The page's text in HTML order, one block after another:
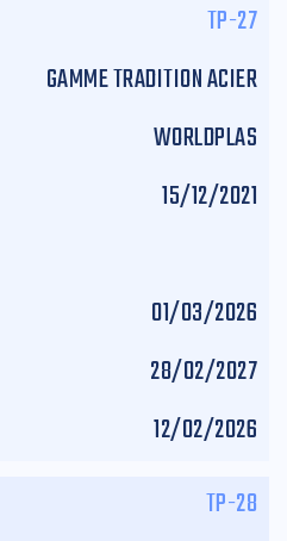
TP-27
GAMME TRADITION ACIER
WORLDPLAS
15/12/2021
01/03/2026
28/02/2027
12/02/2026
TP-28